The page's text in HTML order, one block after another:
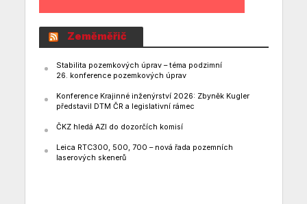
Zeměměřič
Stabilita pozemkových úprav – téma podzimní
26. konference pozemkových úprav
Konference Krajinné inženýrství 2026: Zbyněk Kugler
představil DTM ČR a legislativní rámec
ČKZ hledá AZI do dozorčích komisí
Leica RTC300, 500, 700 – nová řada pozemních
laserových skenerů